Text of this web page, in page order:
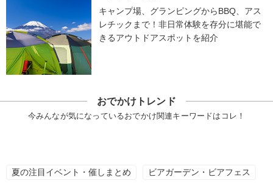
キャンプ場、グランピングからBBQ、アス
レチックまで！非日常体験を存分に堪能で
きるアウトドアスポットを紹介
おでかけトレンド
今みんなが気になっているおでかけ関連キーワードはコレ！
夏の注目イベント・催しまとめ ビアガーデン・ビアフェス